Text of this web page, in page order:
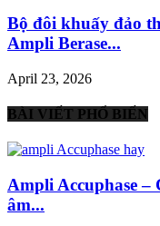
Bộ đôi khuấy đảo
Ampli Berase...
April 23, 2026
BÀI VIẾT PHỔ BIẾN
Ampli Accuphase
âm...